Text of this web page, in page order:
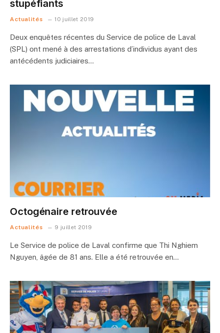
stupéfiants
Actualités 10 juillet 2019
Deux enquêtes récentes du Service de police de Laval
(SPL) ont mené à des arrestations d’individus ayant des
antécédents judiciaires…
Octogénaire retrouvée
Actualités 9 juillet 2019
Le Service de police de Laval confirme que Thi Nghiem
Nguyen, âgée de 81 ans. Elle a été retrouvée en…